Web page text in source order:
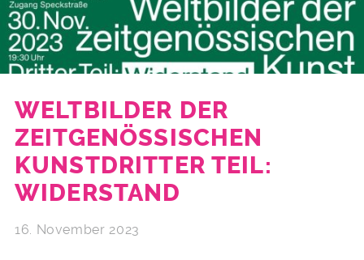
WELTBILDER DER
ZEITGENÖSSISCHEN
KUNSTDRITTER TEIL:
WIDERSTAND
16. November 2023